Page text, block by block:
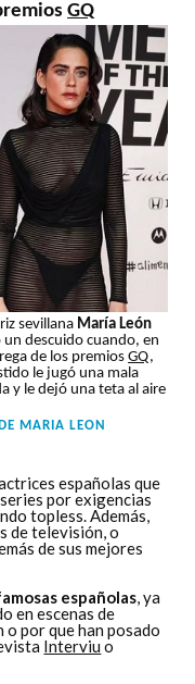
GQ
sevillana María León
descuido cuando, en
de los premiosGQ,
le jugó una mala
y le dejó una teta al aire
MARIA LEON
españolas que
por exigencias
topless. Además,
de televisión, o
de sus mejores
españolas, ya
en escenas de
o por que han posado
Interviu o